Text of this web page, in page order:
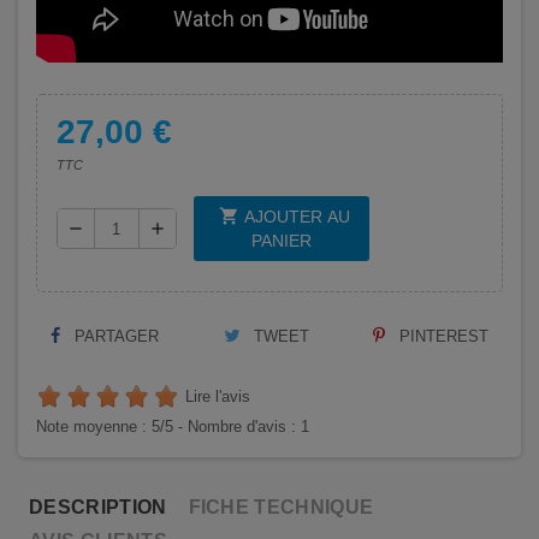
27,00 €
TTC
remove add
shopping_cart AJOUTER AU
PANIER
PARTAGER TWEET PINTEREST
Lire l'avis
Note moyenne : 5/5 - Nombre d'avis : 1
DESCRIPTION
FICHE TECHNIQUE